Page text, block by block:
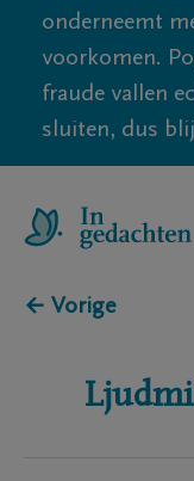
onderneemt
voorkomen.
fraude vallen
sluiten, dus
← Vorige